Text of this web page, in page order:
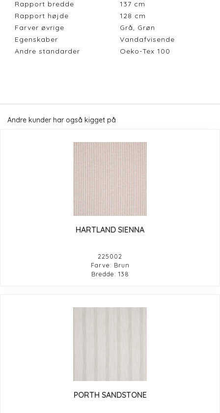
Rapport bredde
137 cm
Rapport højde
128 cm
Farver øvrige
Grå, Grøn
Egenskaber
Vandafvisende
Andre standarder
Oeko-Tex 100
Andre kunder har også kigget på
HARTLAND SIENNA
225002
Farve: Brun
Bredde: 138
PORTH SANDSTONE